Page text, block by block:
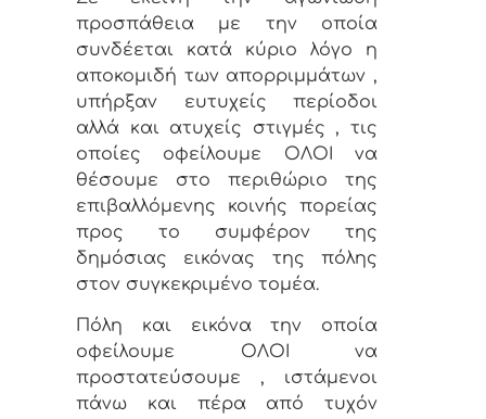
προσπάθεια με την οποία
συνδέεται κατά κύριο λόγο η
αποκομιδή των απορριμμάτων ,
υπήρξαν ευτυχείς περίοδοι
αλλά και ατυχείς στιγμές , τις
οποίες οφείλουμε ΟΛΟΙ να
θέσουμε στο περιθώριο της
επιβαλλόμενης κοινής πορείας
προς το συμφέρον της
δημόσιας εικόνας της πόλης
στον συγκεκριμένο τομέα.
Πόλη και εικόνα την οποία
οφείλουμε ΟΛΟΙ να
προστατεύσουμε , ιστάμενοι
πάνω και πέρα από τυχόν